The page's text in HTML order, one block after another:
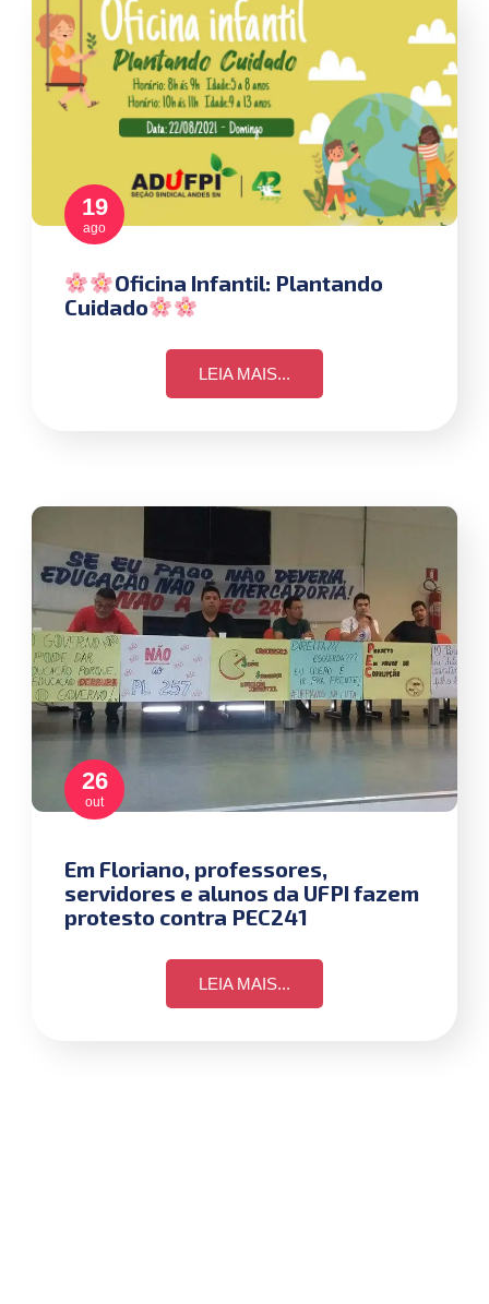
19
ago
Oficina Infantil: Plantando
Cuidado
LEIA MAIS...
26
out
Em Floriano, professores,
servidores e alunos da UFPI fazem
protesto contra PEC241
LEIA MAIS...